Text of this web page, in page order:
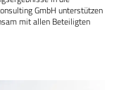
GmbH unterstützen
mit allen Beteiligten